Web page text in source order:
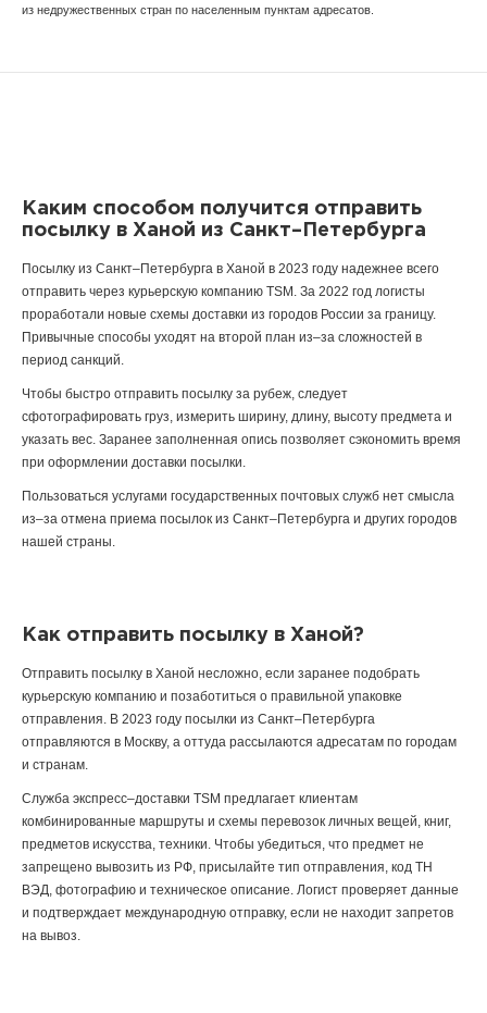
из недружественных стран по населенным пунктам адресатов.
Каким способом получится отправить
посылку в Ханой из Санкт–Петербурга
Посылку из Санкт–Петербурга в Ханой в 2023 году надежнее всего
отправить через курьерскую компанию TSM. За 2022 год логисты
проработали новые схемы доставки из городов России за границу.
Привычные способы уходят на второй план из–за сложностей в
период санкций.
Чтобы быстро отправить посылку за рубеж, следует
сфотографировать груз, измерить ширину, длину, высоту предмета и
указать вес. Заранее заполненная опись позволяет сэкономить время
при оформлении доставки посылки.
Пользоваться услугами государственных почтовых служб нет смысла
из–за отмена приема посылок из Санкт–Петербурга и других городов
нашей страны.
Как отправить посылку в Ханой?
Отправить посылку в Ханой несложно, если заранее подобрать
курьерскую компанию и позаботиться о правильной упаковке
отправления. В 2023 году посылки из Санкт–Петербурга
отправляются в Москву, а оттуда рассылаются адресатам по городам
и странам.
Служба экспресс–доставки TSM предлагает клиентам
комбинированные маршруты и схемы перевозок личных вещей, книг,
предметов искусства, техники. Чтобы убедиться, что предмет не
запрещено вывозить из РФ, присылайте тип отправления, код ТН
ВЭД, фотографию и техническое описание. Логист проверяет данные
и подтверждает международную отправку, если не находит запретов
на вывоз.